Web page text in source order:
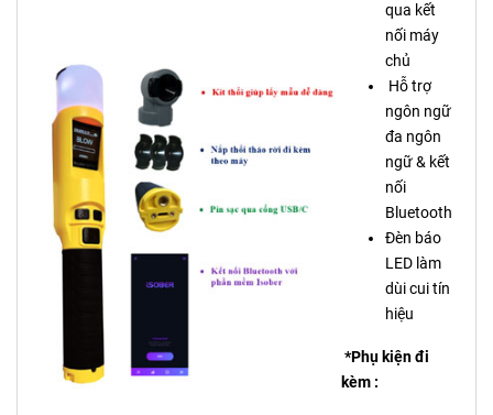
qua kết
nối máy
chủ
Hỗ trợ
ngôn ngữ
đa ngôn
ngữ & kết
nối
Bluetooth
Đèn báo
LED làm
dùi cui tín
hiệu
*Phụ kiện đi
kèm :